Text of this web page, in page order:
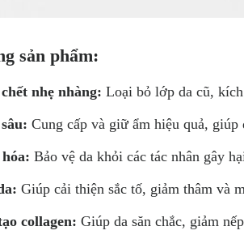
sản phẩm:
nhẹ nhàng: Loại bỏ lớp da cũ,
Cung cấp và giữ ẩm hiệu quả, giúp
Bảo vệ da khỏi các tác nhân gây
Giúp cải thiện sắc tố, giảm thâm và
collagen: Giúp da săn chắc, giảm